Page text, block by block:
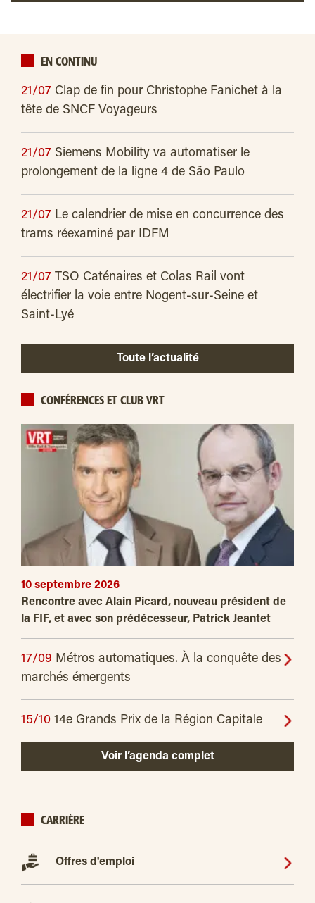
EN CONTINU
21/07 Clap de fin pour Christophe Fanichet à la
tête de SNCF Voyageurs
21/07 Siemens Mobility va automatiser le
prolongement de la ligne 4 de São Paulo
21/07 Le calendrier de mise en concurrence des
trams réexaminé par IDFM
21/07 TSO Caténaires et Colas Rail vont
électrifier la voie entre Nogent-sur-Seine et
Saint-Lyé
Toute l’actualité
CONFÉRENCES ET CLUB VRT
10 septembre 2026
Rencontre avec Alain Picard, nouveau président de
la FIF, et avec son prédécesseur, Patrick Jeantet
17/09 Métros automatiques. À la conquête des
marchés émergents
15/10 14e Grands Prix de la Région Capitale
Voir l’agenda complet
CARRIÈRE
Offres d'emploi